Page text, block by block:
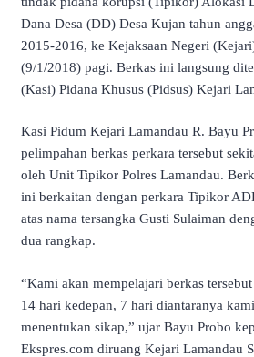
Dana Desa (DD) Desa Kujan tahun
2015-2016, ke Kejaksaan Negeri
(9/1/2018) pagi. Berkas ini langsung
(Kasi) Pidana Khusus (Pidsus) Kejari
Kasi Pidum Kejari Lamandau R. Bayu
pelimpahan berkas perkara tersebut
oleh Unit Tipikor Polres Lamandau.
ini berkaitan dengan perkara Tipikor
atas nama tersangka Gusti Sulaiman
dua rangkap.
“Kami akan mempelajari berkas
14 hari kedepan, 7 hari diantaranya
menentukan sikap,” ujar Bayu Probo
Ekspres.com diruang Kejari Lamandau